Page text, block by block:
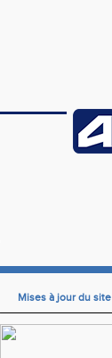
Mises à jour du site